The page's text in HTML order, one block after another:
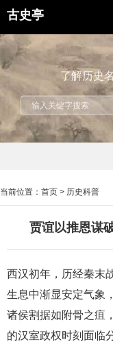
古史亭
了解历史
当前位置： 首页 > 历史科普
贾谊以推恩谋
西汉初年，历经秦末
生息中渐显安定气象
诸侯割据如附骨之疽
的汉室政权时刻面临